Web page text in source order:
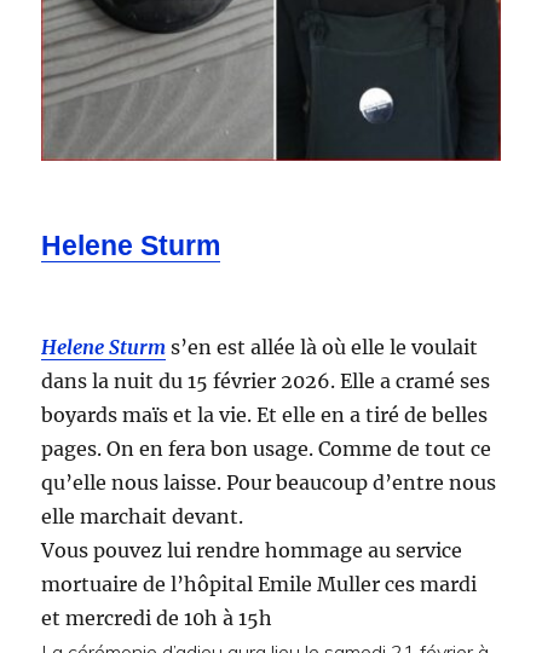
Helene Sturm
Helene Sturm s’en est allée là où elle le voulait
dans la nuit du 15 février 2026. Elle a cramé ses
boyards maïs et la vie. Et elle en a tiré de belles
pages. On en fera bon usage. Comme de tout ce
qu’elle nous laisse. Pour beaucoup d’entre nous
elle marchait devant.
Vous pouvez lui rendre hommage au service
mortuaire de l’hôpital Emile Muller ces mardi
et mercredi de 10h à 15h